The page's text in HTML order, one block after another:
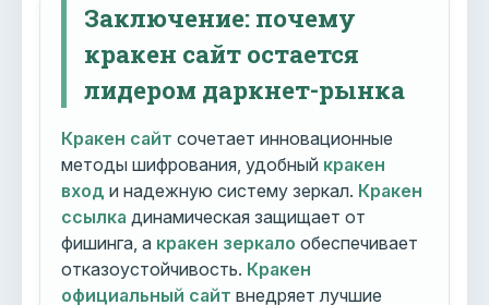
Заключение: почему
кракен сайт остается
лидером даркнет-рынка
Кракен сайт сочетает инновационные
методы шифрования, удобный кракен
вход и надежную систему зеркал. Кракен
ссылка динамическая защищает от
фишинга, а кракен зеркало обеспечивает
отказоустойчивость. Кракен
официальный сайт внедряет лучшие